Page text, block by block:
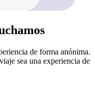
de forma anónima.
sea una experiencia de